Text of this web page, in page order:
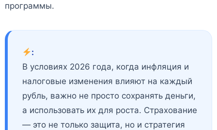
программы.
:
В условиях 2026 года, когда инфляция и
налоговые изменения влияют на каждый
рубль, важно не просто сохранять деньги,
а использовать их для роста. Страхование
— это не только защита, но и стратегия